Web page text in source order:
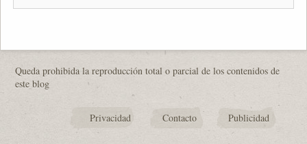
Queda prohibida la reproducción total o parcial de los contenidos de
este blog
Privacidad Contacto Publicidad